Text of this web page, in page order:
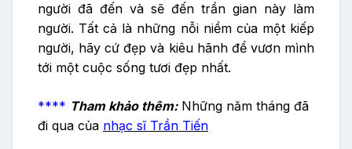
người đã đến và sẽ đến trần gian này làm
người. Tất cả là những nỗi niềm của một kiếp
người, hãy cứ đẹp và kiêu hãnh để vươn mình
tới một cuộc sống tươi đẹp nhất.
**** Tham khảo thêm:Những năm tháng đã
đi qua của nhạc sĩ Trần Tiến